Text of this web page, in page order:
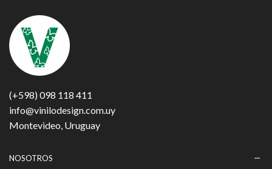
(+598) 098 118 411
info@vinilodesign.com.uy
Montevideo, Uruguay
NOSOTROS